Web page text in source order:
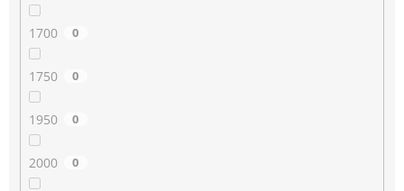
1700 0
1750 0
1950 0
2000 0